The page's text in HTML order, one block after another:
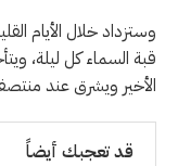
وستزداد خلال الأيام
قبة السماء كل ليلة،
الأخير ويشرق عند
قد تعجبك أيضاً